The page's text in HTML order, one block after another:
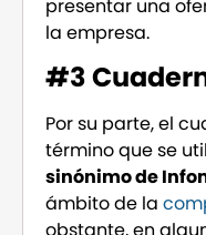
presentar una
la empresa.
#3
Por su parte, el
término que se
sinónimo de
ámbito de la